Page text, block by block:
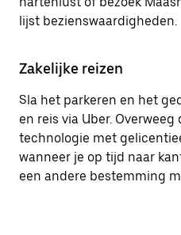
lijst bezienswaardigheden.
Zakelijke reizen
Sla het parkeren en het
en reis via Uber.
technologie met
wanneer je op tijd naar
een andere bestemming